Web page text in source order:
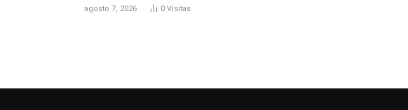
agosto 7, 2026 0 Visitas